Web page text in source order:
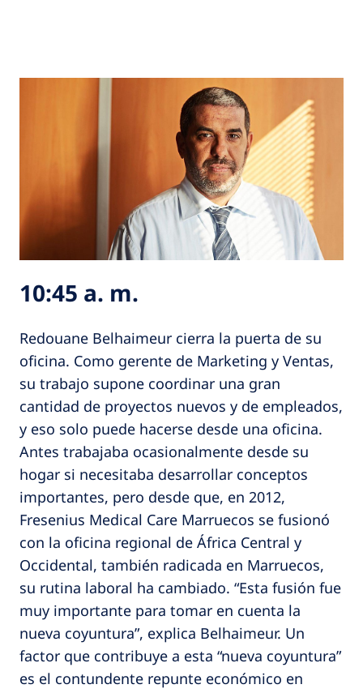
10:45 a. m.
Redouane Belhaimeur cierra la puerta de su
oficina. Como gerente de Marketing y Ventas,
su trabajo supone coordinar una gran
cantidad de proyectos nuevos y de empleados,
y eso solo puede hacerse desde una oficina.
Antes trabajaba ocasionalmente desde su
hogar si necesitaba desarrollar conceptos
importantes, pero desde que, en 2012,
Fresenius Medical Care Marruecos se fusionó
con la oficina regional de África Central y
Occidental, también radicada en Marruecos,
su rutina laboral ha cambiado. “Esta fusión fue
muy importante para tomar en cuenta la
nueva coyuntura”, explica Belhaimeur. Un
factor que contribuye a esta “nueva coyuntura”
es el contundente repunte económico en